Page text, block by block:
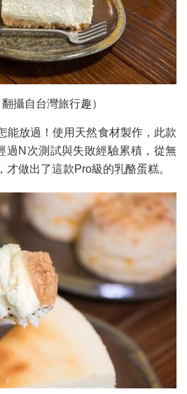
攝自台灣旅行趣）
能放過！使用天然食材製作，此款
過N次測試與失敗經驗累積，從無
做出了這款Pro級的乳酪蛋糕。